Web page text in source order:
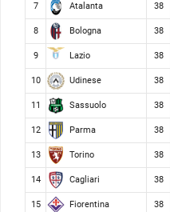
7 Atalanta 38
8 Bologna 38
9 Lazio 38
10 Udinese 38
11 Sassuolo 38
12 Parma 38
13 Torino 38
14 Cagliari 38
15 Fiorentina 38